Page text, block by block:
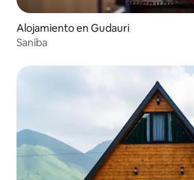
Alojamiento en Gudauri
Saniba